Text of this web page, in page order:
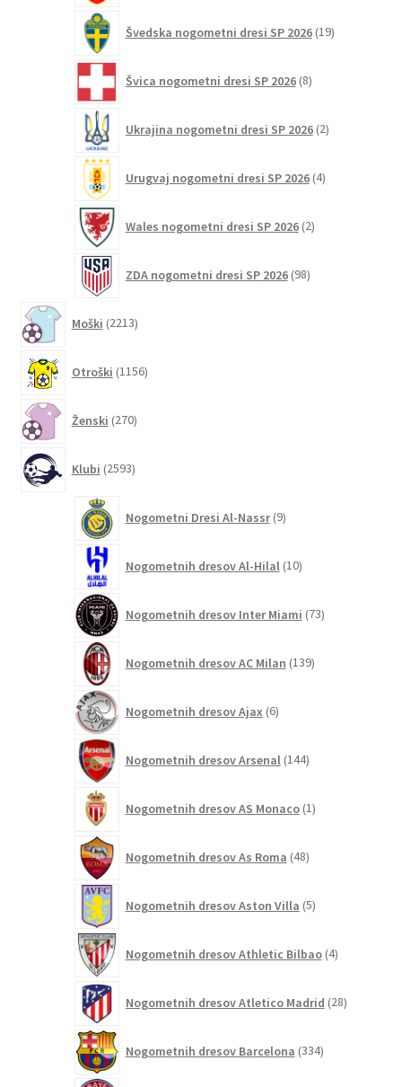
Švedska nogometni dresi SP 2026 19izdelkov
Švica nogometni dresi SP 2026 8izdelkov
Ukrajina nogometni dresi SP 2026 2izdelka
Urugvaj nogometni dresi SP 2026 4izdelki
Wales nogometni dresi SP 2026 2izdelka
ZDA nogometni dresi SP 2026 98izdelkov
Moški 2213izdelkov
Otroški 1156izdelkov
Ženski 270izdelkov
Klubi 2593izdelkov
Nogometni Dresi Al-Nassr 9izdelkov
Nogometnih dresov Al-Hilal 10izdelkov
Nogometnih dresov Inter Miami 73izdelkov
Nogometnih dresov AC Milan 139izdelkov
Nogometnih dresov Ajax 6izdelkov
Nogometnih dresov Arsenal 144izdelkov
Nogometnih dresov AS Monaco 1izdelek
Nogometnih dresov As Roma 48izdelkov
Nogometnih dresov Aston Villa 5izdelkov
Nogometnih dresov Athletic Bilbao 4izdelki
Nogometnih dresov Atletico Madrid 28izdelkov
Nogometnih dresov Barcelona 334izdelkov